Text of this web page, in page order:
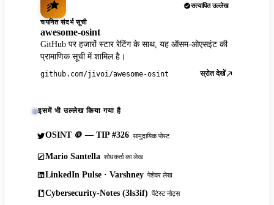
सत्यापित उल्लेख
चयनित संदर्भ सूची
awesome-osint
GitHub पर हजारों स्टार रेटिंग के साथ, यह ऑसम-ओएसइंट की
प्रामाणिक सूची में शामिल है।
github.com/jivoi/awesome-osint स्रोत देखें
इसमें भी उल्लेख किया गया है
OSINT 🪙 — TIP #326 सामुदायिक पोस्ट
Mario Santella शोधकर्ता का लेख
LinkedIn Pulse · Varshney पेशेवर लेख
Cybersecurity-Notes (3ls3if) पेंटेस्ट नोट्स